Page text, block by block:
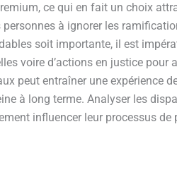
ce qui en fait un choix
à ignorer les
soit importante, il est
voire d’actions en justice pour
peut entraîner une expérience
à long terme. Analyser les
influencer leur processus de